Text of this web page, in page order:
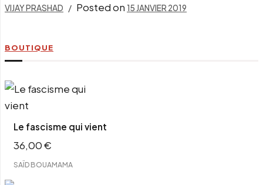
VIJAY PRASHAD Posted on 15 JANVIER 2019
BOUTIQUE
Le fascisme qui vient
36,00€
SAÏD BOUAMAMA